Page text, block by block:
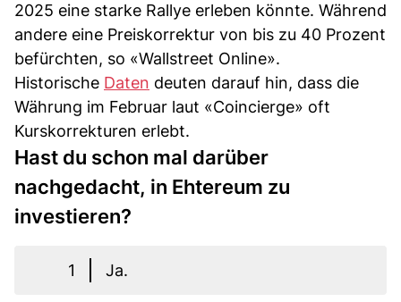
2025 eine starke Rallye erleben könnte. Während
andere eine Preiskorrektur von bis zu 40 Prozent
befürchten, so «Wallstreet Online».
Historische Daten deuten darauf hin, dass die
Währung im Februar laut «Coincierge» oft
Kurskorrekturen erlebt.
Hast du schon mal darüber
nachgedacht, in Ehtereum zu
investieren?
1 Ja.